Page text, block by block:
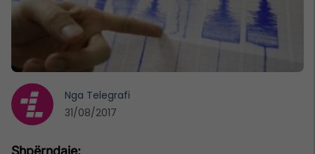
Nga Telegrafi
31/08/2017